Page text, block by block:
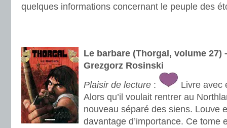
quelques informations concernant le peuple des
Le barbare (Thorgal, volume 27)
Grezgorz Rosinski
Plaisir de lecture :
Livre avec
Alors qu’il voulait rentrer au
nouveau séparé des siens. Louve
davantage d’importance. Ce tome